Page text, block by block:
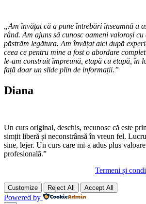
„Am învățat că a pune întrebări înseamnă a
rând. Am ajuns să cunosc oameni valoroși
păstrăm legătura. Am învățat aici după
ceea ce pentru mine a fost o abordare
le-am construit împreună, etapă cu etapă, în
față doar un slide plin de informații.”
Diana
Un curs original, deschis, recunosc că este
simțit liberă și neconstrânsă în vreun fel.
sine, lejer. Un curs care mi-a adus plus
profesională.”
Termeni și
Customize Reject All Accept All
Powered by